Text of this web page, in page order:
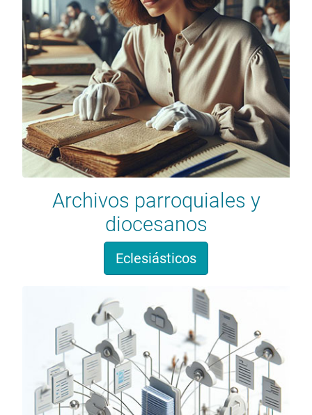
Archivos parroquiales y
diocesanos
Eclesiásticos